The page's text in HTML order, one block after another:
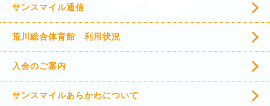
サンスマイル通信
荒川総合体育館 利用状況
入会のご案内
サンスマイルあらかわについて